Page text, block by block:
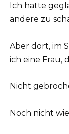
Ich hatte
andere zu
Aber dort, im
ich eine Frau,
Nicht
Noch nicht